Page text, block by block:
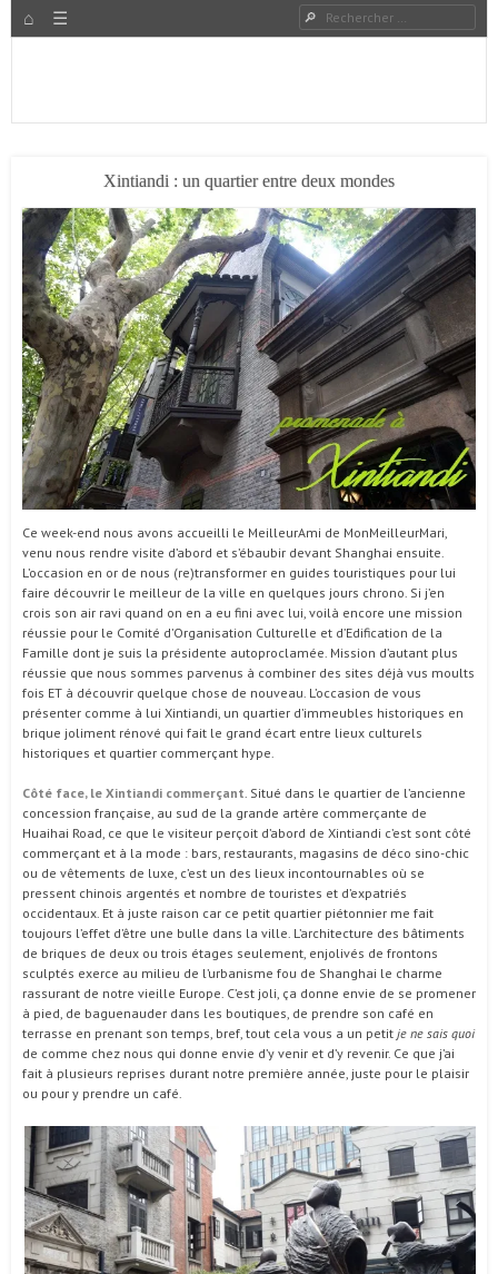
HOME Rechercher
Xintiandi : un quartier entre deux mondes
Ce week-end nous avons accueilli le MeilleurAmi de MonMeilleurMari,
venu nous rendre visite d’abord et s’ébaubir devant Shanghai ensuite.
L’occasion en or de nous (re)transformer en guides touristiques pour lui
faire découvrir le meilleur de la ville en quelques jours chrono. Si j’en
crois son air ravi quand on en a eu fini avec lui, voilà encore une mission
réussie pour le Comité d’Organisation Culturelle et d’Edification de la
Famille dont je suis la présidente autoproclamée. Mission d’autant plus
réussie que nous sommes parvenus à combiner des sites déjà vus moults
fois ET à découvrir quelque chose de nouveau. L’occasion de vous
présenter comme à lui Xintiandi, un quartier d’immeubles historiques en
brique joliment rénové qui fait le grand écart entre lieux culturels
historiques et quartier commerçant hype.
Côté face, le Xintiandi commerçant . Situé dans le quartier de l’ancienne
concession française, au sud de la grande artère commerçante de
Huaihai Road, ce que le visiteur perçoit d’abord de Xintiandi c’est sont côté
commerçant et à la mode : bars, restaurants, magasins de déco sino-chic
ou de vêtements de luxe, c’est un des lieux incontournables où se
pressent chinois argentés et nombre de touristes et d’expatriés
occidentaux. Et à juste raison car ce petit quartier piétonnier me fait
toujours l’effet d’être une bulle dans la ville. L’architecture des bâtiments
de briques de deux ou trois étages seulement, enjolivés de frontons
sculptés exerce au milieu de l’urbanisme fou de Shanghai le charme
rassurant de notre vieille Europe. C’est joli, ça donne envie de se promener
à pied, de baguenauder dans les boutiques, de prendre son café en
terrasse en prenant son temps, bref, tout cela vous a un petit je ne sais quoi
de comme chez nous qui donne envie d’y venir et d’y revenir. Ce que j’ai
fait à plusieurs reprises durant notre première année, juste pour le plaisir
ou pour y prendre un café.